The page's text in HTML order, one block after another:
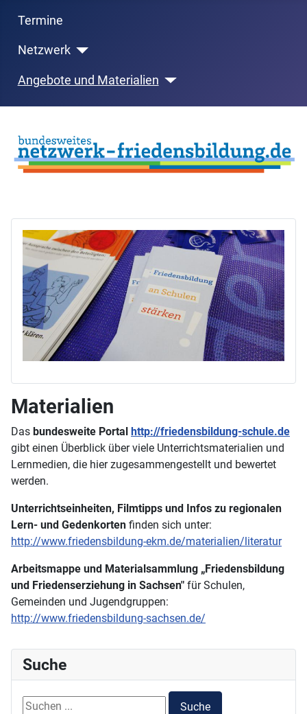
Termine
Netzwerk
Angebote und Materialien
Materialien
Das bundesweite Portal
http://friedensbildung-schule.de
gibt einen Überblick über viele Unterrichtsmaterialien und
Lernmedien, die hier zugesammengestellt und bewertet
werden.
Unterrichtseinheiten, Filmtipps und Infos zu regionalen
Lern- und Gedenkorten finden sich unter:
http://www.friedensbildung-ekm.de/materialien/literatur
Arbeitsmappe und Materialsammlung „Friedensbildung
und Friedenserziehung in Sachsen" für Schulen,
Gemeinden und Jugendgruppen:
http://www.friedensbildung-sachsen.de/
Suche
Suchen ...
Suche